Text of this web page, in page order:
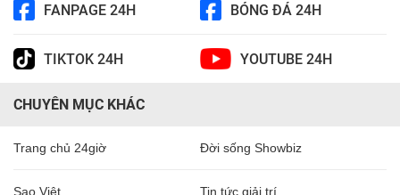
FANPAGE 24H BÓNG ĐÁ 24H
TIKTOK 24H YOUTUBE 24H
CHUYÊN MỤC KHÁC
Trang chủ 24giờ Đời sống Showbiz
Sao Việt Tin tức giải trí